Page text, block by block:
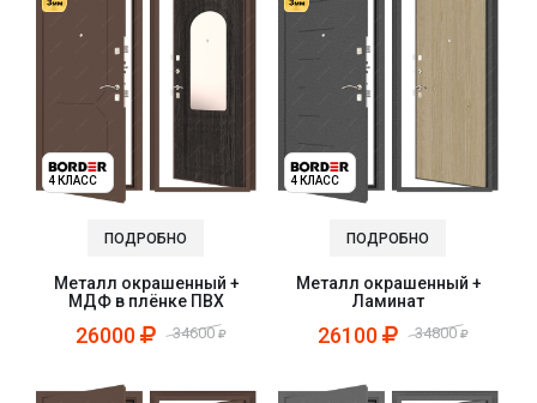
4 КЛАСС
ПОДРОБНО
Металл окрашенный +
МДФ в плёнке ПВХ
26000 34600
4 КЛАСС
ПОДРОБНО
Металл окрашенный +
Ламинат
26100 34800